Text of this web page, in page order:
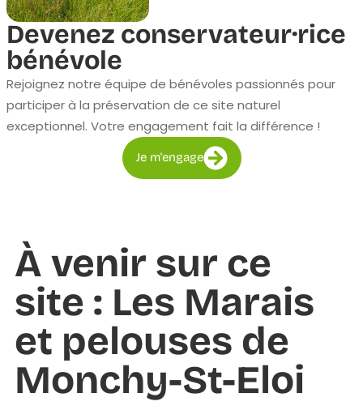
Devenez conservateur·rice
bénévole
Rejoignez notre équipe de bénévoles passionnés pour
participer à la préservation de ce site naturel
exceptionnel. Votre engagement fait la différence !
Je m'engage
À venir sur ce
site : Les Marais
et pelouses de
Monchy-St-Eloi